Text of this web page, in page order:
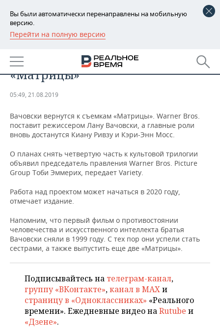
Вы были автоматически перенаправлены на мобильную
версию.
Перейти на полную версию
РЕГИОНЫ
БАШКОРТОСТАН
ТАТАРСТАН
НОВОСТИ
АНАЛИТИКА
ДЕКЛАРАЦИИ О ДОХОДАХ
ВУЗЫ ТАТАРСТАНА
КОМУ ПРИНАДЛЕЖАТ
ТОРГОВЫЕ ЦЕНТРЫ
НОВОСТИ ЭКОНОМИКИ
БАНКИ
БЮДЖЕТ
ИНВЕСТИЦИИ
ПРОМЫШЛЕННОСТЬ
ПРОМЫШЛЕННОСТИ
АГРОПРОМ
МАШИНОСТРОЕНИЕ
НЕФТЕХИМИЯ
НЕФТЬ
ЭНЕРГЕТИКА
НОВОСТИ НЕДВИЖИМОСТИ
АВТО
НОВОСТИ АВТО
БИЗНЕС
НОВОСТИ БИЗНЕСА
РОЗНИЧНАЯ ТОРГОВЛЯ
ТРАНСПОРТ
УСЛУГИ
ТЕХНОЛОГИИ
НОВОСТИ ТЕХНОЛОГИЙ
IT
МЕДИА
ТЕЛЕКОММУНИКАЦИИ
МЕРОПРИЯТИЯ
НОВОСТИ МЕРОПРИЯТИЙ
ВЫЕЗДНАЯ РЕДАКЦИЯ
БИЗНЕС-БРАНЧИ
ONLINE-КОНФЕРЕНЦИИ
СПОРТ
НОВОСТИ СПОРТА
ФУТБОЛ
ХОККЕЙ
ОБЩЕСТВО
НОВОСТИ ОБЩЕСТВА
ВЛАСТЬ
ФОТОГАЛЕРЕЯ
СЮЖЕТЫ
Warner Bros. снимет новую часть
«Матрицы»
05:49, 21.08.2019
Вачовски вернутся к съемкам «Матрицы». Warner Bros.
поставит режиссером Лану Вачовски, а главные роли
вновь достанутся Киану Ривзу и Кэри-Энн Мосс.
О планах снять четвертую часть к культовой трилогии
объявил председатель правления Warner Bros. Picture
Group Тоби Эммерих, передает Variety.
Работа над проектом может начаться в 2020 году,
отмечает издание.
Напомним, что первый фильм о противостоянии
человечества и искусственного интеллекта братья
Вачовски сняли в 1999 году. С тех пор они успели стать
сестрами, а также выпустить еще две «Матрицы».
Подписывайтесь на телеграм-канал,
группу «ВКонтакте»,канал в MAXи
страницу в «Одноклассниках» «Реального
времени». Ежедневные видео наRutube и
«Дзене».